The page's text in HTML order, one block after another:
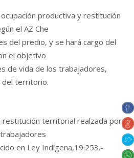
productiva y restitución
el AZ Che
del predio, y se hará cargo del
el objetivo
de vida de los trabajadores,
del territorio.
restitución territorial realzada por
en Ley Indígena,19.253.-